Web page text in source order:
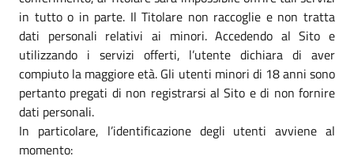
in tutto o in parte. Il Titolare non raccoglie e non tratta
dati personali relativi ai minori. Accedendo al Sito e
utilizzando i servizi offerti, l’utente dichiara di aver
compiuto la maggiore età. Gli utenti minori di 18 anni sono
pertanto pregati di non registrarsi al Sito e di non fornire
dati personali.
In particolare, l’identificazione degli utenti avviene al
momento: